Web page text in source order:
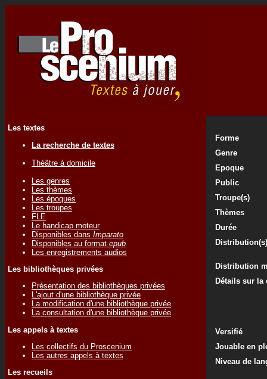
Les textes
La recherche de textes
Théâtre à domicile
Les genres
Les thèmes
Les époques
Les troupes
FLE
Le handicap moteur
Disponibles dans Imparato
Disponibles au format epub
Les enregistrements audios
Les bibliothèques privées
Présentation des bibliothèques privées
L'ajout d'une bibliothèque privée
La modification d'une bibliothèque privée
La consultation d'une bibliothèque privée
Les appels à textes
Les collectifs du Proscenium
Les autres appels à textes
Les recueils
Forme
Genre
Epoque
Public
Troupe(s)
Thèmes
Durée
Distribution(s)
Distribution
Détails sur
Versifié
Jouable en
Niveau de